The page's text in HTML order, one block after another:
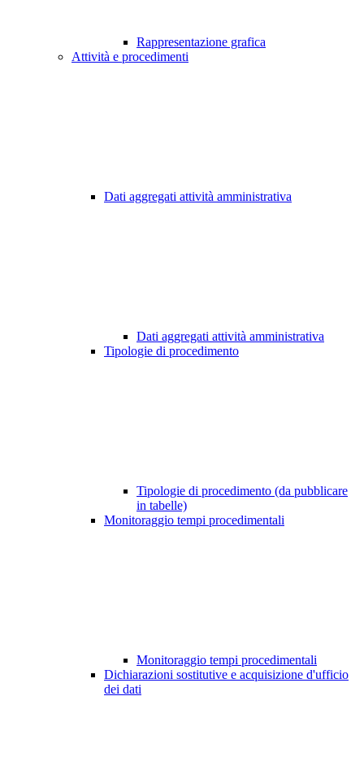
Rappresentazione grafica
Attività e procedimenti
Dati aggregati attività amministrativa
Dati aggregati attività amministrativa
Tipologie di procedimento
Tipologie di procedimento (da pubblicare
in tabelle)
Monitoraggio tempi procedimentali
Monitoraggio tempi procedimentali
Dichiarazioni sostitutive e acquisizione d'ufficio
dei dati